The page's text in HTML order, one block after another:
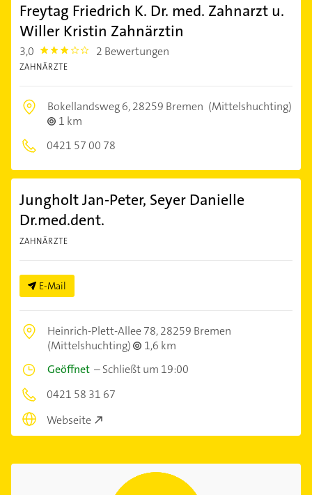
Freytag Friedrich K. Dr. med. Zahnarzt u.
Willer Kristin Zahnärztin
3,0 3.0 2 Bewertungen
ZAHNÄRZTE
Bokellandsweg 6,28259 Bremen (Mittelshuchting)
1 km
0421 57 00 78
Jungholt Jan-Peter, Seyer Danielle
Dr.med.dent.
ZAHNÄRZTE
E-Mail
Heinrich-Plett-Allee 78,28259 Bremen
(Mittelshuchting)
1,6 km
Geöffnet –Schließt um 19:00
0421 58 31 67
Webseite